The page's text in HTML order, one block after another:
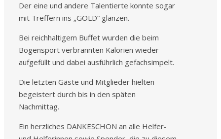
Der eine und andere Talentierte konnte sogar
mit Treffern ins „GOLD“ glänzen.
Bei reichhaltigem Buffet wurden die beim
Bogensport verbrannten Kalorien wieder
aufgefüllt und dabei ausführlich gefachsimpelt.
Die letzten Gäste und Mitglieder hielten
begeistert durch bis in den späten
Nachmittag.
Ein herzliches DANKESCHÖN an alle Helfer-